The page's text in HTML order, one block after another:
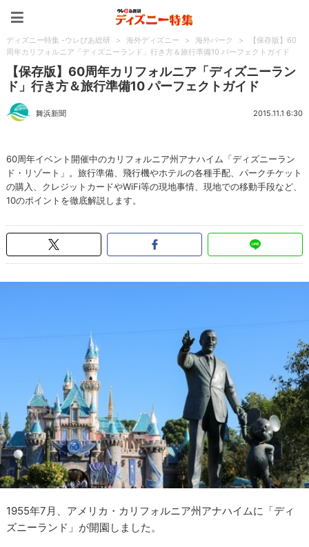
ディズニー特集 -ウレぴあ総研 > 海外ディズニー > 海外パーク >
【保存版】60
周年カリフォルニア「ディズニーランド」行き方＆旅行準備10 パーフェクトガイド
【保存版】60周年カリフォルニア「ディズニーラン
ド」行き方＆旅行準備10 パーフェクトガイド
舞浜新聞 2015.11.1 6:30
60周年イベント開催中のカリフォルニア州アナハイム「ディズニーラン
ド・リゾート」。旅行準備、飛行機やホテルの各種手配、パークチケット
の購入、クレジットカードやWiFi等の現地事情、現地での移動手段など、
10のポイントを徹底解説します。
1955年7月、アメリカ・カリフォルニア州アナハイムに「ディ
ズニーランド」が開園しました。